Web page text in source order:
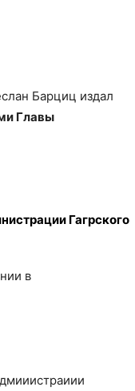
Барциц издал
Главы
Гагрского
в